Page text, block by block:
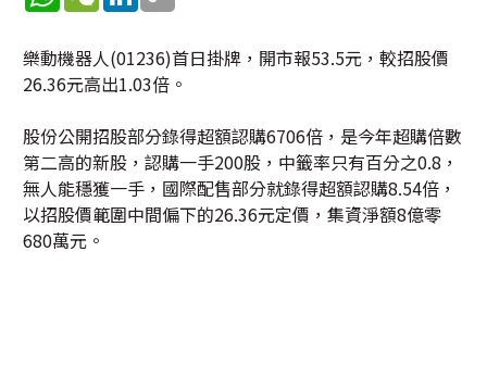
樂動機器人(01236)首日掛牌，開市報53.5元，較招股價
26.36元高出1.03倍。
股份公開招股部分錄得超額認購6706倍，是今年超購倍數
第二高的新股，認購一手200股，中籤率只有百分之0.8，
無人能穩獲一手，國際配售部分就錄得超額認購8.54倍，
以招股價範圍中間偏下的26.36元定價，集資淨額8億零
680萬元。